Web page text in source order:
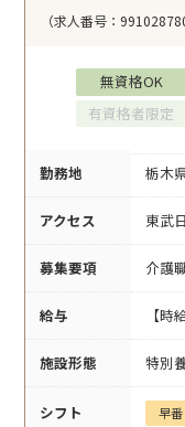
（求人番号：
無資格OK
有資格者限定
勤務地 栃木
アクセス 東武
募集要項 介護
給与 【時
施設形態 特別
シフト 早番